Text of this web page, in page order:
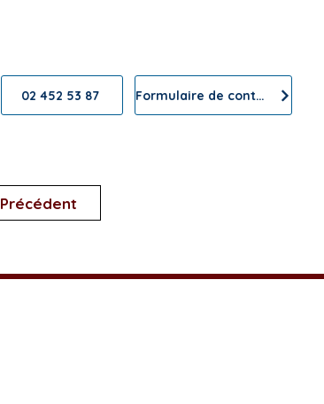
02 452 53 87 Formulaire de contact
Précédent